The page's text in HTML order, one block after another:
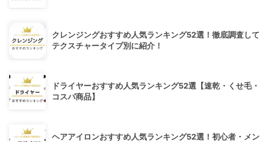
クレンジングおすすめ人気ランキング52選！徹底調査して
テクスチャータイプ別に紹介！
ドライヤーおすすめ人気ランキング52選【速乾・くせ毛・
コスパ商品】
ヘアアイロンおすすめ人気ランキング52選！初心者・メン